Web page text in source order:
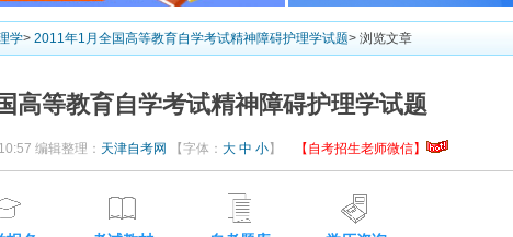
学> 2011年1月全国高等教育自学考试精神障碍护理学试题> 浏览文章
高等教育自学考试精神障碍护理学试题
编辑整理： 天津自考网 【字体： 大 中 小】 【自考招生老师微信】